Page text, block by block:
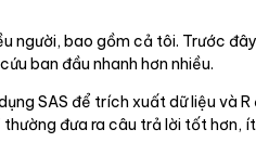
người, bao gồm cả tôi. Trước
ban đầu nhanh hơn nhiều.
SAS để trích xuất dữ liệu và R
đưa ra câu trả lời tốt hơn,